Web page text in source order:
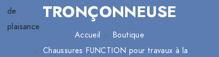
TRONÇONNEUSE
Accueil
Boutique
Chaussures FUNCTION pour travaux à la